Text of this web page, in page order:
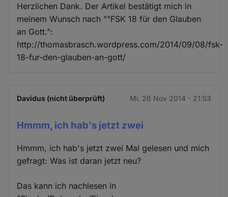
Herzlichen Dank. Der Artikel bestätigt mich in
meinem Wunsch nach ""FSK 18 für den Glauben
an Gott.":
http://thomasbrasch.wordpress.com/2014/09/08/fsk-
18-fur-den-glauben-an-gott/
Davidus (nicht überprüft) Mi. 26 Nov 2014 - 21:53
Hmmm, ich hab's jetzt zwei
Hmmm, ich hab's jetzt zwei Mal gelesen und mich
gefragt: Was ist daran jetzt neu?
Das kann ich nachlesen in